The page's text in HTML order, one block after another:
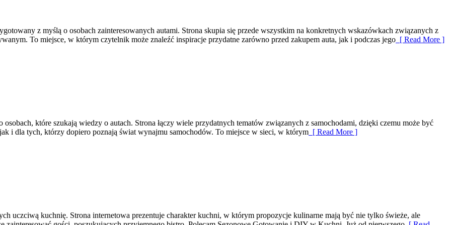
z myślą o osobach zainteresowanych autami. Strona skupia się przede wszystkim na konkretnych wskazówkach związanych z
To miejsce, w którym czytelnik może znaleźć inspiracje przydatne zarówno przed zakupem auta, jak i podczas jego [ Read More ]
które szukają wiedzy o autach. Strona łączy wiele przydatnych tematów związanych z samochodami, dzięki czemu może być
i dla tych, którzy dopiero poznają świat wynajmu samochodów. To miejsce w sieci, w którym [ Read More ]
uczciwą kuchnię. Strona internetowa prezentuje charakter kuchni, w którym propozycje kulinarne mają być nie tylko świeże, ale